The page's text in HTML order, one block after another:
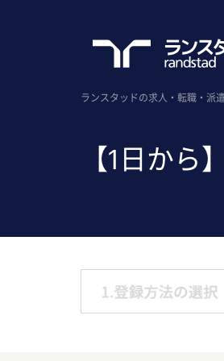
ランスタッドの求人・転職・派
【1日から